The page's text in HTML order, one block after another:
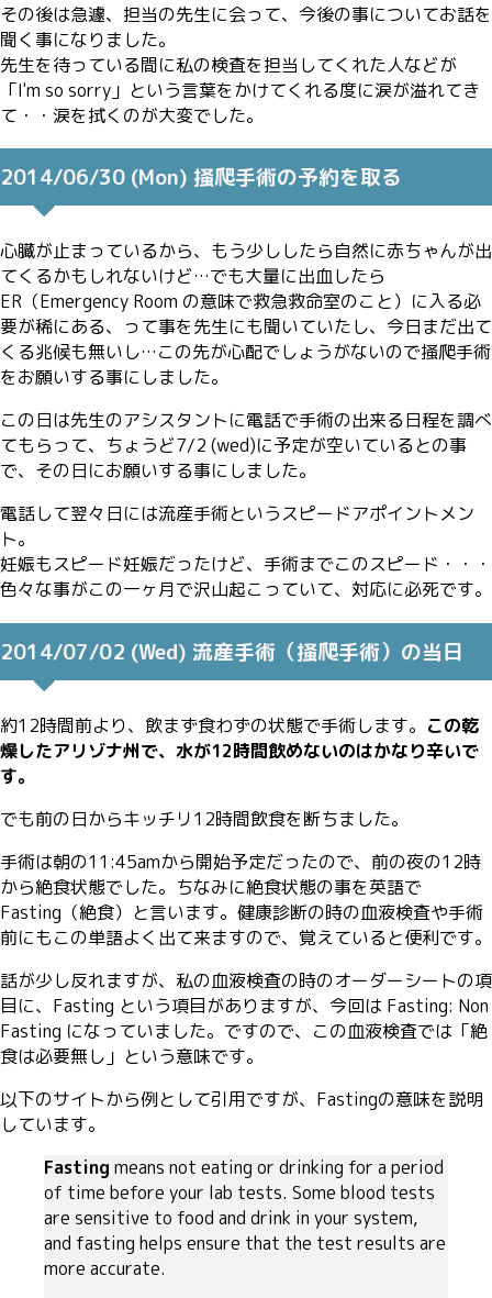
その後は急遽、担当の先生に会って、今後の事についてお話を
聞く事になりました。
先生を待っている間に私の検査を担当してくれた人などが
「I'm so sorry」という言葉をかけてくれる度に涙が溢れてき
て・・涙を拭くのが大変でした。
2014/06/30 (Mon) 掻爬手術の予約を取る
心臓が止まっているから、もう少ししたら自然に赤ちゃんが出
てくるかもしれないけど…でも大量に出血したら
ER（Emergency Room の意味で救急救命室のこと）に入る必
要が稀にある、って事を先生にも聞いていたし、今日まだ出て
くる兆候も無いし…この先が心配でしょうがないので掻爬手術
をお願いする事にしました。
この日は先生のアシスタントに電話で手術の出来る日程を調べ
てもらって、ちょうど7/2 (wed)に予定が空いているとの事
で、その日にお願いする事にしました。
電話して翌々日には流産手術というスピードアポイントメン
ト。
妊娠もスピード妊娠だったけど、手術までこのスピード・・・
色々な事がこの一ヶ月で沢山起こっていて、対応に必死です。
2014/07/02 (Wed) 流産手術（掻爬手術）の当日
約12時間前より、飲まず食わずの状態で手術します。 この乾
燥したアリゾナ州で、水が12時間飲めないのはかなり辛いで
す。
でも前の日からキッチリ12時間飲食を断ちました。
手術は朝の11:45amから開始予定だったので、前の夜の12時
から絶食状態でした。ちなみに絶食状態の事を英語で
Fasting（絶食）と言います。健康診断の時の血液検査や手術
前にもこの単語よく出て来ますので、覚えていると便利です。
話が少し反れますが、私の血液検査の時のオーダーシートの項
目に、Fasting という項目がありますが、今回は Fasting: Non
Fasting になっていました。ですので、この血液検査では「絶
食は必要無し」という意味です。
以下のサイトから例として引用ですが、Fastingの意味を説明
しています。
Fasting means not eating or drinking for a period
of time before your lab tests. Some blood tests
are sensitive to food and drink in your system,
and fasting helps ensure that the test results are
more accurate.